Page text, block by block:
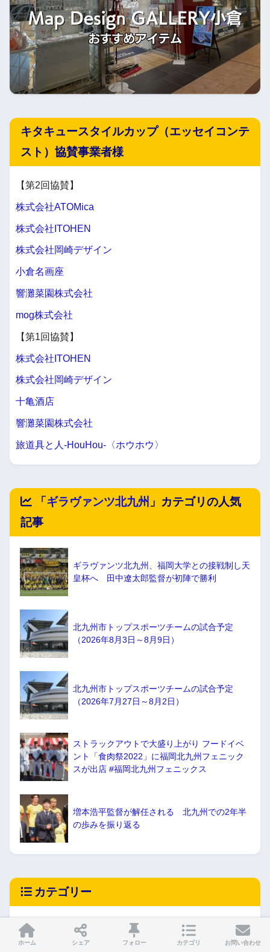
キタキュースタイルカップ（エッセイコンテ
スト）協賛事業者様
【第2回協賛】
株式会社ATOMica
株式会社ITOHEN
株式会社岡崎デザイン
小倉名画座
響灘菜園株式会社
mog株式会社
【第1回協賛】
株式会社ITOHEN
株式会社岡崎デザイン
十亀酒店
響灘菜園株式会社
旅道具と人-HouHou-〈ホウホウ〉
「ギラヴァンツ北九州 」カテゴリの人気
記事
ギラヴァンツ北九州、福岡大学との接戦制し天
皇杯へ 田中遼太郎監督が初陣で勝利
北九州市トップスポーツチームの試合予定
（2026年8月3日～8月9日）
北九州市トップスポーツチームの試合予定
（2026年7月27日～8月2日）
ストラックアウトで大盛り上がり フードイベ
ント「食肉祭2022」に福岡北九州フェニック
スが出店 #福岡北九州フェニックス
増本浩平監督が解任される 北九州での2年半
の歩みを振り返る
カテゴリー
ホーム シェア フォロー カテゴリ お問い合わせ